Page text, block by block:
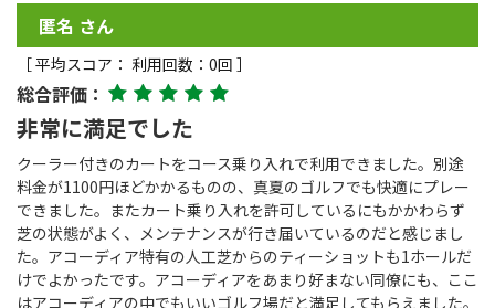
匿名 さん
［ 平均スコア： 利用回数：0回 ］
総合評価：
非常に満足でした
クーラー付きのカートをコース乗り入れで利用できました。別途
料金が1100円ほどかかるものの、真夏のゴルフでも快適にプレー
できました。またカート乗り入れを許可しているにもかかわらず
芝の状態がよく、メンテナンスが行き届いているのだと感じまし
た。アコーディア特有の人工芝からのティーショットも1ホールだ
けでよかったです。アコーディアをあまり好まない同僚にも、ここ
はアコーディアの中でもいいゴルフ場だと満足してもらえました。